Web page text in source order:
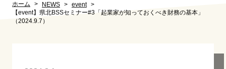
ホーム NEWS
event
【event】県北BSSセミナー#3「起業家が知っておくべき財務の基本」
（2024.9.7）